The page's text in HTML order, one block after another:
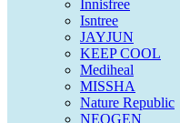
Innisfree
Isntree
JAYJUN
KEEP COOL
Mediheal
MISSHA
Nature Republic
NEOGEN